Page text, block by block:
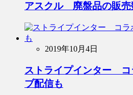
アスクル 廃盤品の販売
2019年10月4日
ストライプインター コ
ブ配信も